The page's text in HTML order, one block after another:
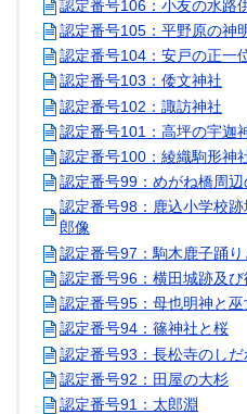
認定番号106：小友の水路
認定番号105：平野原の神
認定番号104：安戸の正一
認定番号103：倭文神社
認定番号102：諏訪神社
認定番号101：高坪の宇迦
認定番号100：綾織駒形神
認定番号99：めがね橋周
認定番号98：鹿込小学校
郎像
認定番号97：駒木鹿子踊
認定番号96：横田城跡及
認定番号95：母也明神と巫
認定番号94：篠神社と桜
認定番号93：長松寺のしだ
認定番号92：田屋の大杉
認定番号91：太郎淵